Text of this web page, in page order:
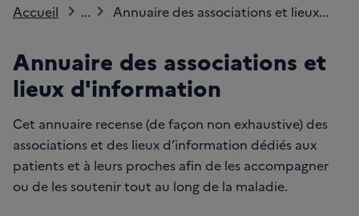
Accueil ... Annuaire des associations et lieux...
Annuaire des associations et
lieux d'information
Cet annuaire recense (de façon non exhaustive) des
associations et des lieux d’information dédiés aux
patients et à leurs proches afin de les accompagner
ou de les soutenir tout au long de la maladie.